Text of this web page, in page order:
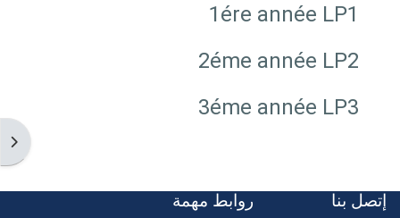
1ére année LP1
2éme année LP2
3éme année LP3
إتصل بنا
روابط مهمة